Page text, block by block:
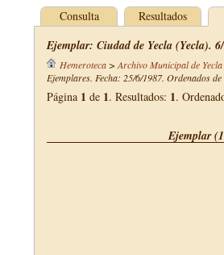
Consulta Resultados
Ejemplar: Ciudad de Yecla (Yecla).
Hemeroteca> Archivo Municipal de Yecla
Ejemplares. Fecha: 25/6/1987. Ordenados
Página 1 de 1. Resultados: 1.
Ejemplar